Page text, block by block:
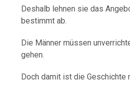
Deshalb lehnen sie das
bestimmt ab.
Die Männer müssen
gehen.
Doch damit ist die Geschichte